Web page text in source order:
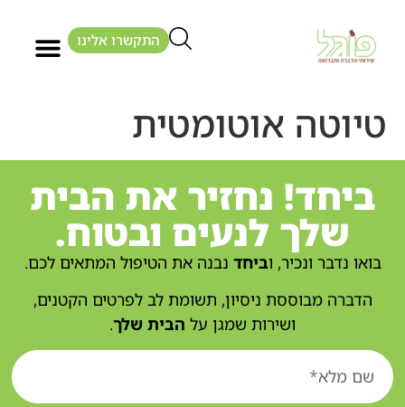
התקשרו אלינו
טיוטה אוטומטית
ביחד! נחזיר את הבית
שלך לנעים ובטוח.
בואו נדבר ונכיר, וביחד נבנה את הטיפול המתאים לכם.
הדברה מבוססת ניסיון, תשומת לב לפרטים הקטנים,
ושירות שמגן על הבית שלך.